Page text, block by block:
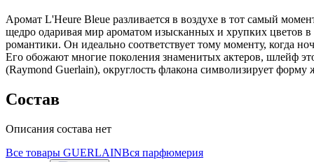
Аромат L'Heure Bleue разливается в воздухе в тот самый
щедро одаривая мир ароматом изысканных и хрупких цветов
романтики. Он идеально соответствует тому моменту, когда
Его обожают многие поколения знаменитых актеров, шлейф
(Raymond Guerlain), округлость флакона символизирует форму
Состав
Описания состава нет
Все товары GUERLAINВся парфюмерия